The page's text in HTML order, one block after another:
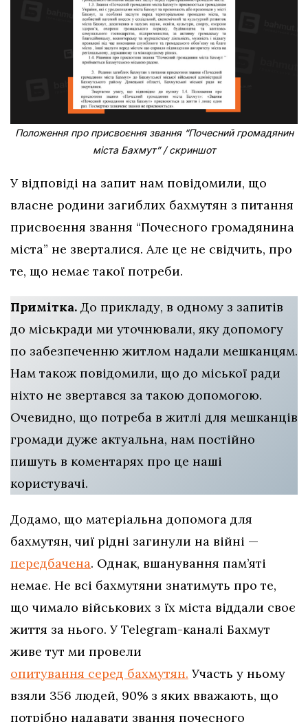
Положення про присвоєння звання “Почесний громадянин
міста Бахмут” / скриншот
У відповіді на запит нам повідомили, що
власне родини загиблих бахмутян з питання
присвоєння звання “Почесного громадянина
міста” не зверталися. Але це не свідчить, про
те, що немає такої потреби.
Примітка. До прикладу, в одному з запитів
до міськради ми уточнювали, яку допомогу
по забезпеченню житлом надали мешканцям.
Нам також повідомили, що до міської ради
ніхто не звертався за такою допомогою.
Очевидно, що потреба в житлі для мешканців
громади дуже актуальна, нам постійно
пишуть в коментарях про це наші
користувачі.
Додамо, що матеріальна допомога для
бахмутян, чиї рідні загинули на війні —
передбачена. Однак, вшанування пам’яті
немає. Не всі бахмутяни знатимуть про те,
що чимало військових з їх міста віддали своє
життя за нього. У Telegram-каналі Бахмут
живе тут ми провели
опитування серед бахмутян. Участь у ньому
взяли 356 людей, 90% з яких вважають, що
потрібно надавати звання почесного